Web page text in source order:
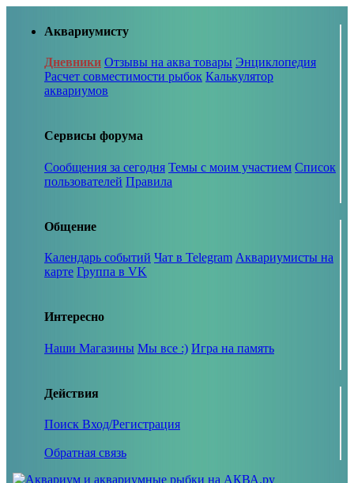
Аквариумисту
Дневники Отзывы на аква товары Энциклопедия
Расчет совместимости рыбок Калькулятор
аквариумов
Сервисы форума
Сообщения за сегодня Темы с моим участием Список
пользователей Правила
Общение
Календарь событий Чат в Telegram Аквариумисты на
карте Группа в VK
Интересно
Наши Магазины Мы все :) Игра на память
Действия
Поиск Вход/Регистрация
Обратная связь